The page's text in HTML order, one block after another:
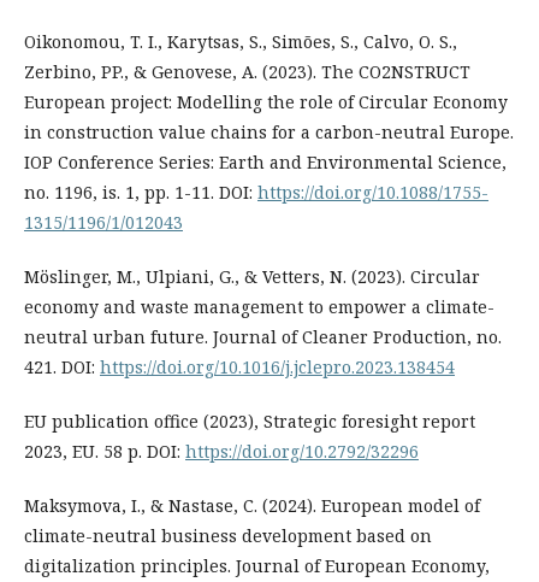
Oikonomou, T. I., Karytsas, S., Simões, S., Calvo, O. S.,
Zerbino, PP., & Genovese, A. (2023). The CO2NSTRUCT
European project: Modelling the role of Circular Economy
in construction value chains for a carbon-neutral Europe.
IOP Conference Series: Earth and Environmental Science,
no. 1196, is. 1, pp. 1-11. DOI: https://doi.org/10.1088/1755-
1315/1196/1/012043
Möslinger, M., Ulpiani, G., & Vetters, N. (2023). Circular
economy and waste management to empower a climate-
neutral urban future. Journal of Cleaner Production, no.
421. DOI: https://doi.org/10.1016/j.jclepro.2023.138454
EU publication office (2023), Strategic foresight report
2023, EU. 58 p. DOI: https://doi.org/10.2792/32296
Maksymova, I., & Nastase, C. (2024). European model of
climate-neutral business development based on
digitalization principles. Journal of European Economy,